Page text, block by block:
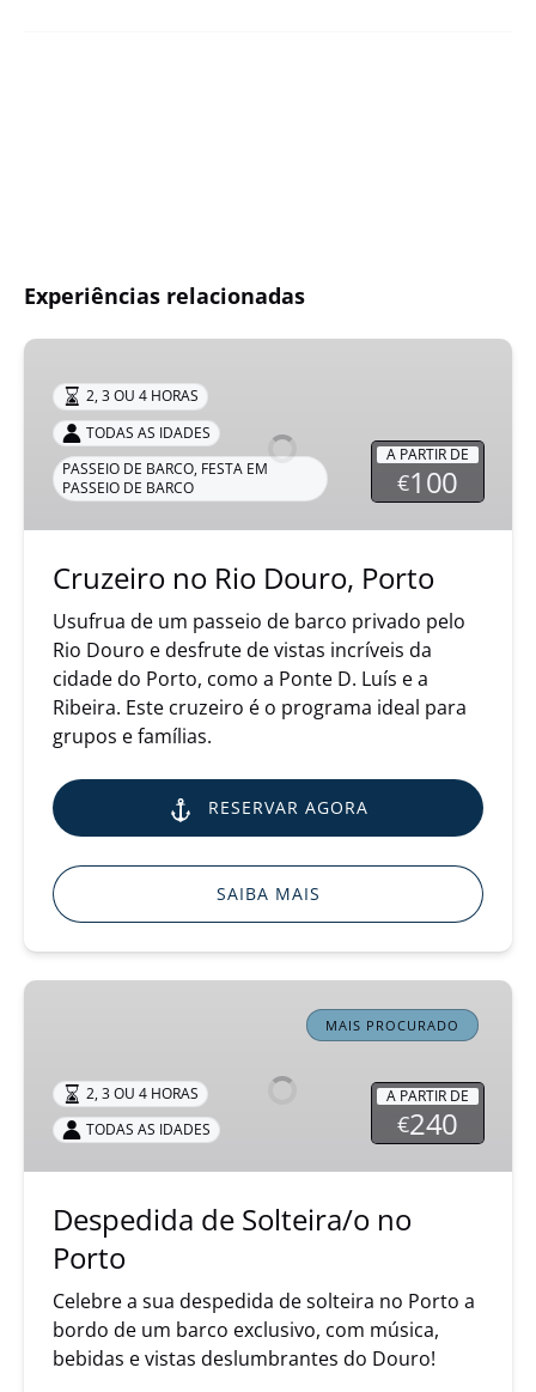
Experiências relacionadas
Cruzeiro
Douro,
Porto
A PARTIR DE
€100
2, 3 OU 4 HORAS
TODAS AS IDADES
PASSEIO DE BARCO, FESTA EM
PASSEIO DE BARCO
Cruzeiro no Rio Douro, Porto
Usufrua de um passeio de barco privado pelo
Rio Douro e desfrute de vistas incríveis da
cidade do Porto, como a Ponte D. Luís e a
Ribeira. Este cruzeiro é o programa ideal para
grupos e famílias.
RESERVAR AGORA
SAIBA MAIS
Despedida
Porto
MAIS PROCURADO
A PARTIR DE
€240
2, 3 OU 4 HORAS
TODAS AS IDADES
Despedida de Solteira/o no
Porto
Celebre a sua despedida de solteira no Porto a
bordo de um barco exclusivo, com música,
bebidas e vistas deslumbrantes do Douro!